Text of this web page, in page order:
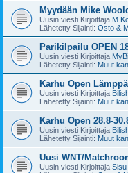
Myydään Mike
Uusin viesti Kirjoittaja M
Lähetetty Sijainti: Osto &
Parikilpailu OPEN
Uusin viesti Kirjoittaja
Lähetetty Sijainti: Muut
Karhu Open
Uusin viesti Kirjoittaja
Lähetetty Sijainti: Muut
Karhu Open 28.8-
Uusin viesti Kirjoittaja
Lähetetty Sijainti: Muut
Uusi WNT/
Uusin viesti Kirjoittaja Sisu